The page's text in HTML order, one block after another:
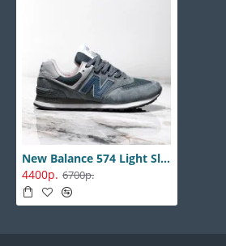
New Balance 574 Light Slate
4400р. 6700р.